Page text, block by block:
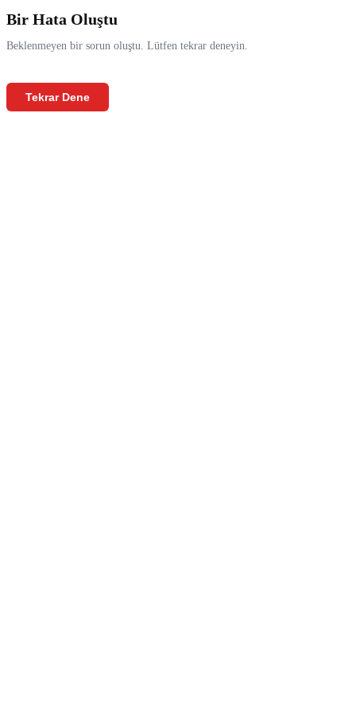
Bir Hata Oluştu
Beklenmeyen bir sorun oluştu. Lütfen tekrar deneyin.
Tekrar Dene